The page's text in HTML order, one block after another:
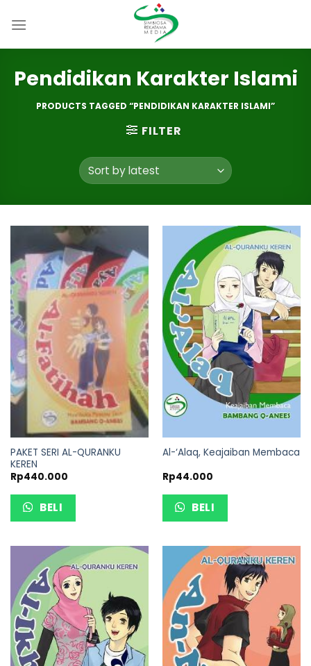
Pendidikan Karakter Islami
PRODUCTS TAGGED “PENDIDIKAN KARAKTER ISLAMI”
FILTER
PAKET SERI AL-QURANKU
KEREN
Rp440.000
BELI
Al-‘Alaq, Keajaiban Membaca
Rp44.000
BELI